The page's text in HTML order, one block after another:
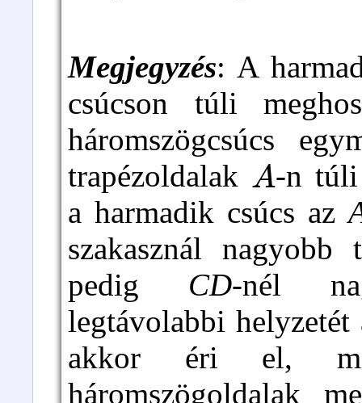
Megjegyzés: A
csúcson túli
háromszögcsúcs
trapézoldalak A-n túli
a harmadik csúcs az
szakasznál
pedig CD-nél
legtávolabbi
akkor éri el,
háromszögoldalak